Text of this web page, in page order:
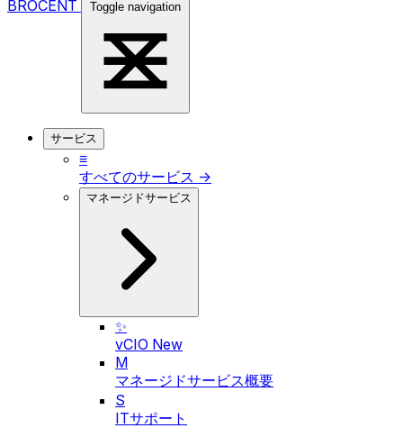
BROCENT Toggle navigation
サービス
≡
すべてのサービス →
マネージドサービス
✨
vCIO New
M
マネージドサービス概要
S
ITサポート